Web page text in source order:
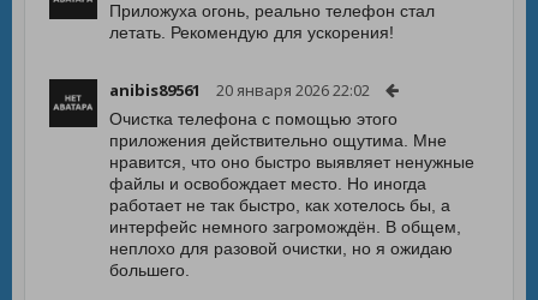
Приложуха огонь, реально телефон стал
летать. Рекомендую для ускорения!
anibis89561 20 января 2026 22:02
Очистка телефона с помощью этого
приложения действительно ощутима. Мне
нравится, что оно быстро выявляет ненужные
файлы и освобождает место. Но иногда
работает не так быстро, как хотелось бы, а
интерфейс немного загромождён. В общем,
неплохо для разовой очистки, но я ожидаю
большего.